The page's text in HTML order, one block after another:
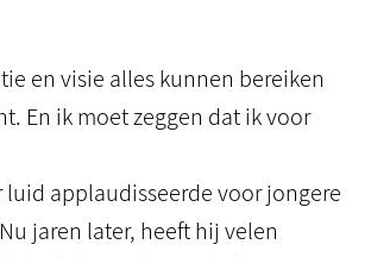
en visie alles kunnen bereiken
En ik moet zeggen dat ik voor
applaudisseerde voor jongere
jaren later, heeft hij velen